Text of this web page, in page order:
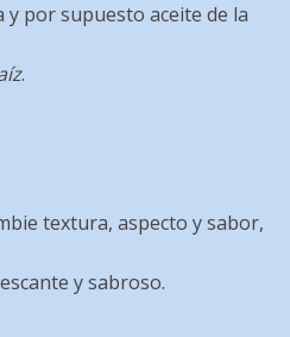
y por supuesto aceite de la
.
textura, aspecto y sabor,
y sabroso.